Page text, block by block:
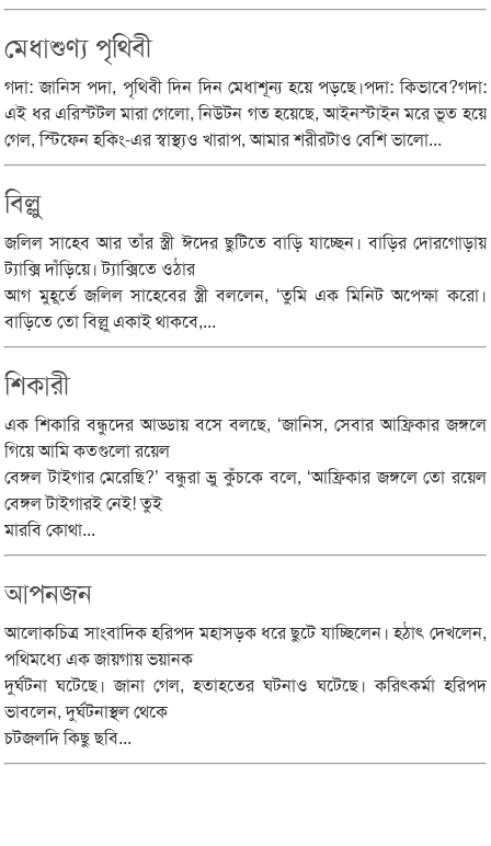
মেধাশুণ্য পৃথিবী
গদা: জানিস পদা, পৃথিবী দিন দিন মেধাশূন্য হয়ে পড়ছে।পদা: কিভাবে?গদা:
এই ধর এরিস্টটল মারা গেলো, নিউটন গত হয়েছে, আইনস্টাইন মরে ভূত হয়ে
গেল, স্টিফেন হকিং-এর স্বাস্থ্যও খারাপ, আমার শরীরটাও বেশি ভালো...
বিল্লু
জলিল সাহেব আর তাঁর স্ত্রী ঈদের ছুটিতে বাড়ি যাচ্ছেন। বাড়ির দোরগোড়ায়
ট্যাক্সি দাঁড়িয়ে। ট্যাক্সিতে ওঠার
আগ মুহূর্তে জলিল সাহেবের স্ত্রী বললেন, ‘তুমি এক মিনিট অপেক্ষা করো।
বাড়িতে তো বিল্লু একাই থাকবে,...
শিকারী
এক শিকারি বন্ধুদের আড্ডায় বসে বলছে, ‘জানিস, সেবার আফ্রিকার জঙ্গলে
গিয়ে আমি কতগুলো রয়েল
বেঙ্গল টাইগার মেরেছি?’ বন্ধুরা ভ্রু কুঁচকে বলে, ‘আফ্রিকার জঙ্গলে তো রয়েল
বেঙ্গল টাইগারই নেই! তুই
মারবি কোথা...
আপনজন
আলোকচিত্র সাংবাদিক হরিপদ মহাসড়ক ধরে ছুটে যাচ্ছিলেন। হঠাৎ দেখলেন,
পথিমধ্যে এক জায়গায় ভয়ানক
দুর্ঘটনা ঘটেছে। জানা গেল, হতাহতের ঘটনাও ঘটেছে। করিৎকর্মা হরিপদ
ভাবলেন, দুর্ঘটনাস্থল থেকে
চটজলদি কিছু ছবি...